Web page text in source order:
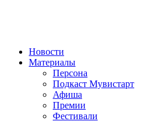
Новости
Материалы
Персона
Подкаст Мувистарт
Афиша
Премии
Фестивали